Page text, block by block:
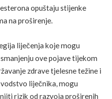
opuštaju stijenke
na proširenje.
liječenja koje mogu
ove pojave tijekom
zdrave tjelesne težine i
liječnika, mogu
rizik od razvoja proširenih